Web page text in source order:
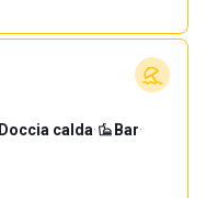
Doccia calda· Bar·